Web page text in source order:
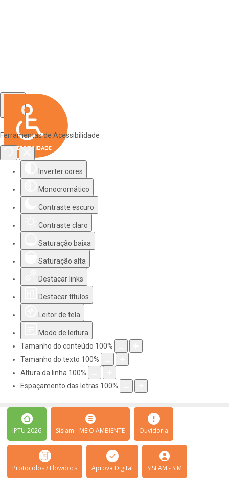
Ferramentas de Acessibilidade
Inverter cores
Monocromático
Contraste escuro
Contraste claro
Saturação baixa
Saturação alta
Destacar links
Destacar títulos
Leitor de tela
Modo de leitura
Tamanho do conteúdo 100%
Tamanho do texto 100%
Altura da linha 100%
Espaçamento das letras 100%
IPTU 2026 Sislam - MEIO AMBIENTE Ouvidoria
Protocolos / Flowdocs Aprova Digital SISLAM - SIM